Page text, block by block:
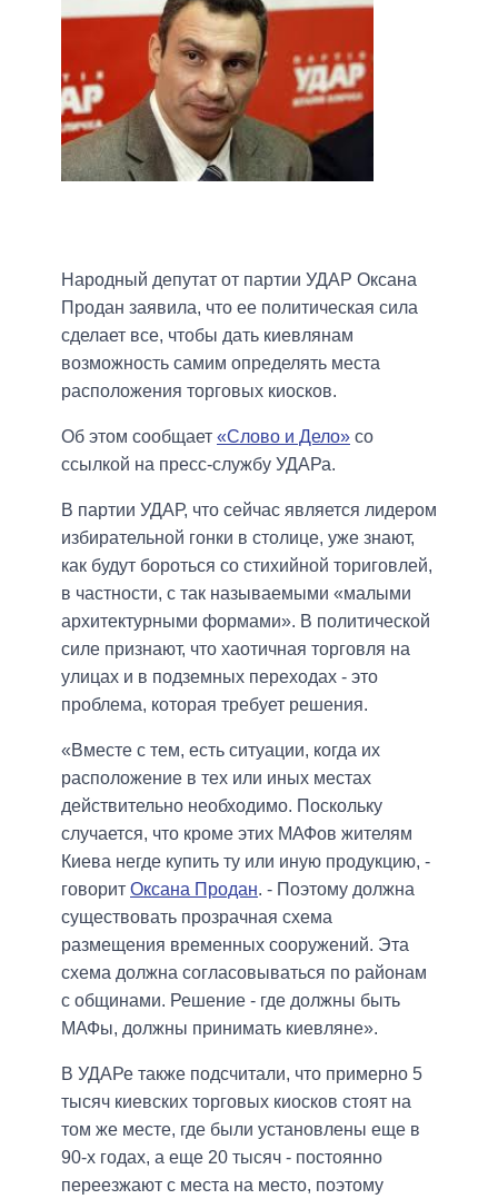
Народный депутат от партии УДАР Оксана
Продан заявила, что ее политическая сила
сделает все, чтобы дать киевлянам
возможность самим определять места
расположения торговых киосков.
Об этом сообщает «Слово и Дело» со
ссылкой на пресс-службу УДАРа.
В партии УДАР, что сейчас является лидером
избирательной гонки в столице, уже знают,
как будут бороться со стихийной ториговлей,
в частности, с так называемыми «малыми
архитектурными формами». В политической
силе признают, что хаотичная торговля на
улицах и в подземных переходах - это
проблема, которая требует решения.
«Вместе с тем, есть ситуации, когда их
расположение в тех или иных местах
действительно необходимо. Поскольку
случается, что кроме этих МАФов жителям
Киева негде купить ту или иную продукцию, -
говорит Оксана Продан. - Поэтому должна
существовать прозрачная схема
размещения временных сооружений. Эта
схема должна согласовываться по районам
с общинами. Решение - где должны быть
МАФы, должны принимать киевляне».
В УДАРе также подсчитали, что примерно 5
тысяч киевских торговых киосков стоят на
том же месте, где были установлены еще в
90-х годах, а еще 20 тысяч - постоянно
переезжают с места на место, поэтому